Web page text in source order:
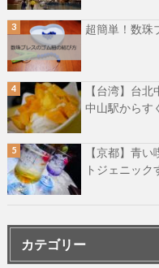
超簡単！数珠
【台湾】台
中山駅からす
【京都】青
トジェニック
カテゴリー